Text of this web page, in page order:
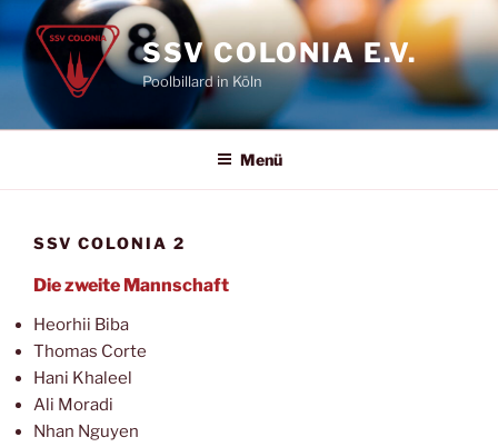
Zum
Inhalt
springen
SSV COLONIA E.V.
Poolbillard in Köln
Menü
SSV COLONIA 2
Die zweite Mannschaft
Heorhii Biba
Thomas Corte
Hani Khaleel
Ali Moradi
Nhan Nguyen